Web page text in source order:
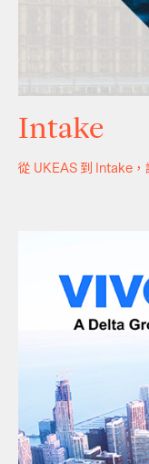
Intake
從 UKEAS 到 Intake